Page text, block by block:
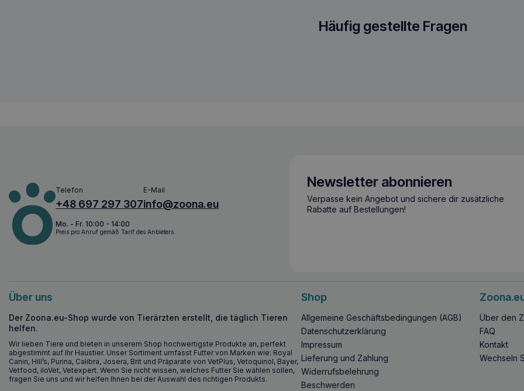
Mr. Smell Hundeurin-Geruchsentferner 500ml Hundeurin-Geruchsentferner
Häufig gestellte Fragen
Telefon
+48 697 297 307
E-Mail
info@zoona.eu
Mo. - Fr. 10:00 - 14:00
Preis pro Anruf gemäß Tarif des Anbieters.
Newsletter abonnieren
Verpasse kein Angebot und sichere dir zusätzliche
Rabatte auf Bestellungen!
Über uns
Der Zoona.eu-Shop wurde von Tierärzten erstellt, die täglich Tieren
helfen.
Wir lieben Tiere und bieten in unserem Shop hochwertigste Produkte an, perfekt
abgestimmt auf Ihr Haustier. Unser Sortiment umfasst Futter von Marken wie: Royal
Canin, Hill’s, Purina, Calibra, Josera, Brit und Präparate von VetPlus, Vetoquinol, Bayer,
Vetfood, iloVet, Vetexpert. Wenn Sie nicht wissen, welches Futter Sie wählen sollen,
fragen Sie uns und wir helfen Ihnen bei der Auswahl des richtigen Produkts.
Shop
Allgemeine Geschäftsbedingungen (AGB)
Datenschutzerklärung
Impressum
Lieferung und Zahlung
Widerrufsbelehrung
Beschwerden
Über den
FAQ
Kontakt
Wechseln